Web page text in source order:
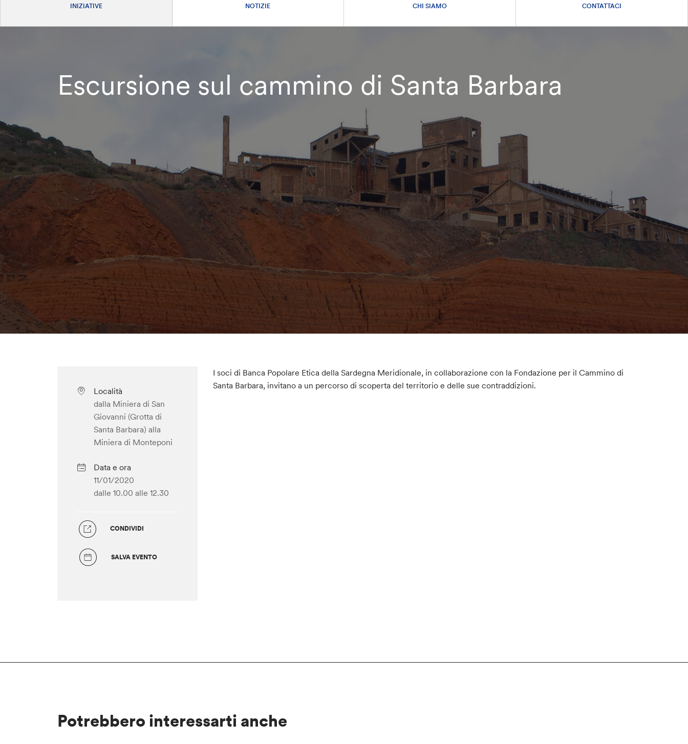
INIZIATIVE NOTIZIE CHI SIAMO CONTATTACI
Escursione sul cammino di Santa Barbara
Località
dalla Miniera di San
Giovanni (Grotta di
Santa Barbara) alla
Miniera di Monteponi
Data e ora
11/01/2020
dalle 10.00 alle 12.30
CONDIVIDI
SALVA EVENTO
I soci di Banca Popolare Etica della Sardegna Meridionale, in collaborazione con la Fondazione per il Cammino di
Santa Barbara, invitano a un percorso di scoperta del territorio e delle sue contraddizioni.
Potrebbero interessarti anche